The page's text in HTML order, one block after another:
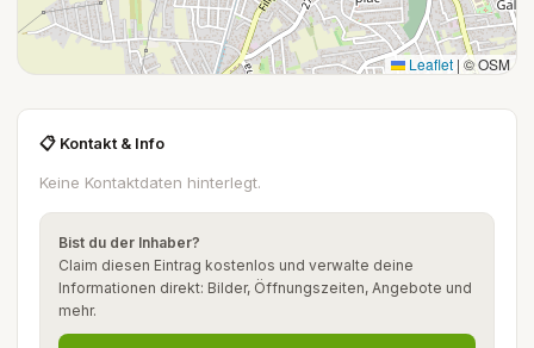
Leaflet | © OSM
📋 Kontakt & Info
Keine Kontaktdaten hinterlegt.
Bist du der Inhaber?
Claim diesen Eintrag kostenlos und verwalte deine
Informationen direkt: Bilder, Öffnungszeiten, Angebote und
mehr.